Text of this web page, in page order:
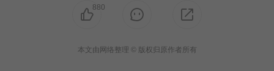
880
本文由网络整理 © 版权归原作者所有